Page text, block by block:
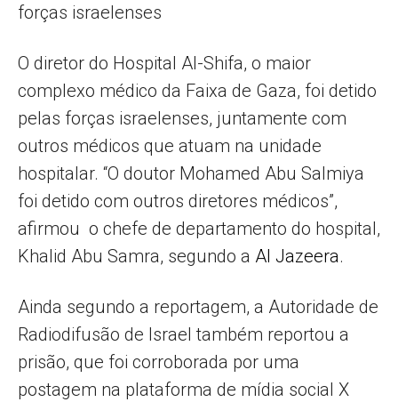
forças israelenses
O diretor do Hospital Al-Shifa, o maior
complexo médico da Faixa de Gaza, foi detido
pelas forças israelenses, juntamente com
outros médicos que atuam na unidade
hospitalar. “O doutor Mohamed Abu Salmiya
foi detido com outros diretores médicos”,
afirmou o chefe de departamento do hospital,
Khalid Abu Samra, segundo a Al Jazeera.
Ainda segundo a reportagem, a Autoridade de
Radiodifusão de Israel também reportou a
prisão, que foi corroborada por uma
postagem na plataforma de mídia social X